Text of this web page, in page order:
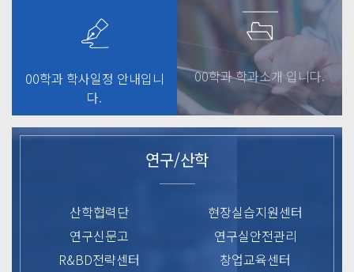
00학과 학사일정 안내입니
다.
00학과 학과소개 입니다.
연구/산학
산학협력단
현장실습지원센터
연구신문고
연구실안전관리
R&BD전략센터
창업교육센터